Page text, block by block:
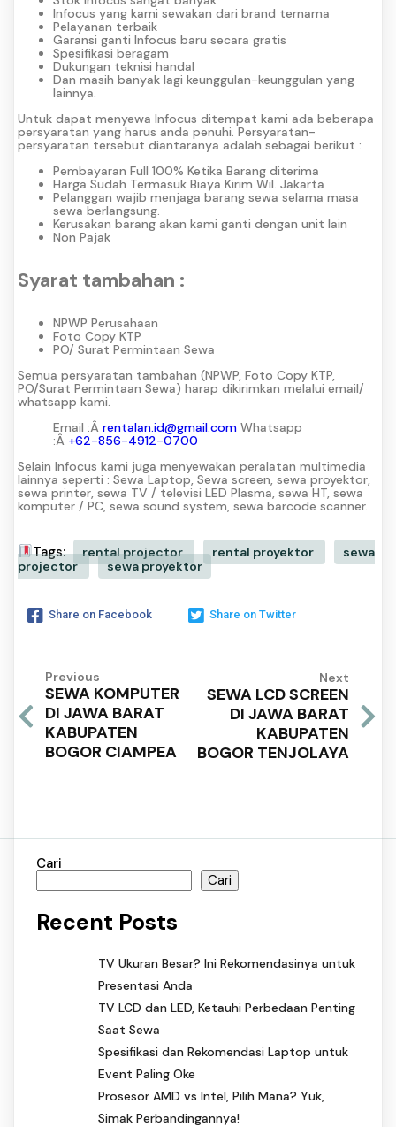
Infocus yang kami sewakan dari brand ternama
Pelayanan terbaik
Garansi ganti Infocus baru secara gratis
Spesifikasi beragam
Dukungan teknisi handal
Dan masih banyak lagi keunggulan-keunggulan yang
lainnya.
Untuk dapat menyewa Infocus ditempat kami ada beberapa
persyaratan yang harus anda penuhi. Persyaratan-
persyaratan tersebut diantaranya adalah sebagai berikut :
Pembayaran Full 100% Ketika Barang diterima
Harga Sudah Termasuk Biaya Kirim Wil. Jakarta
Pelanggan wajib menjaga barang sewa selama masa
sewa berlangsung.
Kerusakan barang akan kami ganti dengan unit lain
Non Pajak
Syarat tambahan :
NPWP Perusahaan
Foto Copy KTP
PO/ Surat Permintaan Sewa
Semua persyaratan tambahan (NPWP, Foto Copy KTP,
PO/Surat Permintaan Sewa) harap dikirimkan melalui email/
whatsapp kami.
Email :Â rentalan.id@gmail.com Whatsapp
:Â +62-856-4912-0700
Selain Infocus kami juga menyewakan peralatan multimedia
lainnya seperti : Sewa Laptop, Sewa screen, sewa proyektor,
sewa printer, sewa TV / televisi LED Plasma, sewa HT, sewa
komputer / PC, sewa sound system, sewa barcode scanner.
Tags: rental projector rental proyektor
sewa
projector
sewa proyektor
Share on Facebook Share on Twitter
Previous
SEWA KOMPUTER
DI JAWA BARAT
KABUPATEN
BOGOR CIAMPEA
Next
SEWA LCD SCREEN
DI JAWA BARAT
KABUPATEN
BOGOR TENJOLAYA
Cari
Cari
Recent Posts
TV Ukuran Besar? Ini Rekomendasinya untuk
Presentasi Anda
TV LCD dan LED, Ketauhi Perbedaan Penting
Saat Sewa
Spesifikasi dan Rekomendasi Laptop untuk
Event Paling Oke
Prosesor AMD vs Intel, Pilih Mana? Yuk,
Simak Perbandingannya!